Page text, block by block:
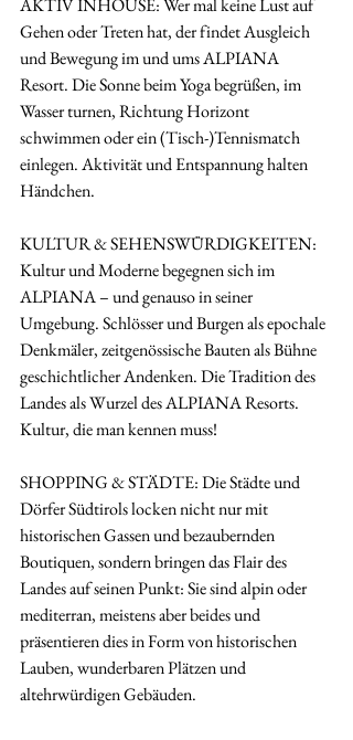
AKTIV INHOUSE: Wer mal keine Lust auf
Gehen oder Treten hat, der findet Ausgleich
und Bewegung im und ums ALPIANA
Resort. Die Sonne beim Yoga begrüßen, im
Wasser turnen, Richtung Horizont
schwimmen oder ein (Tisch-)Tennismatch
einlegen. Aktivität und Entspannung halten
Händchen.
KULTUR & SEHENSWÜRDIGKEITEN:
Kultur und Moderne begegnen sich im
ALPIANA – und genauso in seiner
Umgebung. Schlösser und Burgen als epochale
Denkmäler, zeitgenössische Bauten als Bühne
geschichtlicher Andenken. Die Tradition des
Landes als Wurzel des ALPIANA Resorts.
Kultur, die man kennen muss!
SHOPPING & STÄDTE: Die Städte und
Dörfer Südtirols locken nicht nur mit
historischen Gassen und bezaubernden
Boutiquen, sondern bringen das Flair des
Landes auf seinen Punkt: Sie sind alpin oder
mediterran, meistens aber beides und
präsentieren dies in Form von historischen
Lauben, wunderbaren Plätzen und
altehrwürdigen Gebäuden.